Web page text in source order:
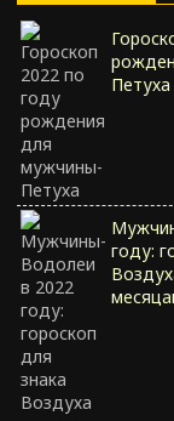
Петуха
году: